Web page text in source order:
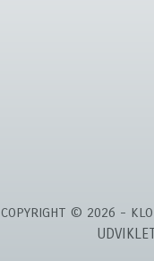
COPYRIGHT © 2026 -